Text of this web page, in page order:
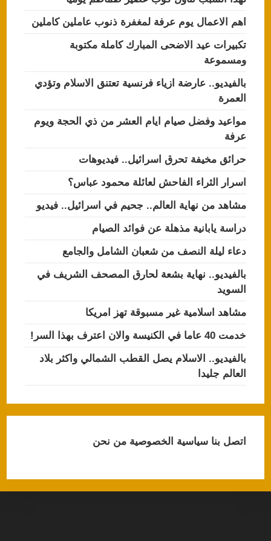
اهم الاعمال يوم عرفة لمغفرة ذنوب عاملين كاملين
تكبيرات عيد الاضحى المبارك كاملة مكتوبة
ومسموعة
بالفيديو.. عارضة ازياء فرنسية تعتنق الاسلام وتؤدي
العمرة
مواعيد وفضل صيام ايام العشر من ذي الحجة ويوم
عرفة
حرائق مخيفة تحرق اسرائيل.. فيديوهات
اسرار الثراء الفاحش لعائلة محمود عباس؟
مشاهد من نهاية العالم.. جحيم في اسرائيل.. فيديو
دراسة يابانية مذهلة عن فوائد الصيام
دعاء ليلة النصف من شعبان الشامل والجامع
بالفيديو.. نهاية بشعة لحارق المصحف الشريف في
السويد
مشاهد اسلامية غير مسبوقة تهز امريكا
خدمت 40 عاما في الكنيسة والان اعترف بهذا السر!
بالفيديو.. الاسلام يصل القطب الشمالي واكثر بلاد
العالم جليدا
اتصل بناسياسية الخصوصيةمن نحن